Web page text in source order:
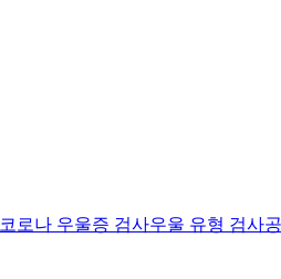
코로나 우울증 검사우울 유형 검사